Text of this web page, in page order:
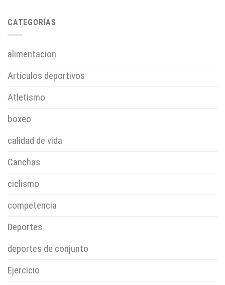
CATEGORÍAS
alimentacion
Artículos deportivos
Atletismo
boxeo
calidad de vida
Canchas
ciclismo
competencia
Deportes
deportes de conjunto
Ejercicio